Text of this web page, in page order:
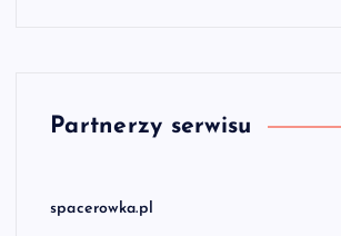
Partnerzy serwisu
spacerowka.pl